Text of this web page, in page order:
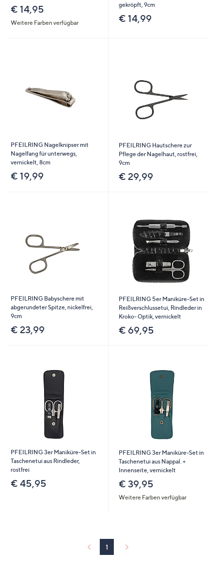
€ 14,95
Weitere Farben verfügbar
gekröpft, 9cm
€ 14,99
PFEILRING Nagelknipser mit
Nagelfang für unterwegs,
vernickelt, 8cm
€ 19,99
PFEILRING Hautschere zur
Pflege der Nagelhaut, rostfrei,
9cm
€ 29,99
PFEILRING Babyschere mit
abgerundeter Spitze, nickelfrei,
9cm
€ 23,99
PFEILRING 5er Maniküre-Set in
Reißverschlussetui, Rindleder in
Kroko- Optik, vernickelt
€ 69,95
PFEILRING 3er Maniküre-Set in
Taschenetui aus Rindleder,
rostfrei
€ 45,95
PFEILRING 3er Maniküre-Set in
Taschenetui aus Nappal. +
Innenseite, vernickelt
€ 39,95
Weitere Farben verfügbar
1